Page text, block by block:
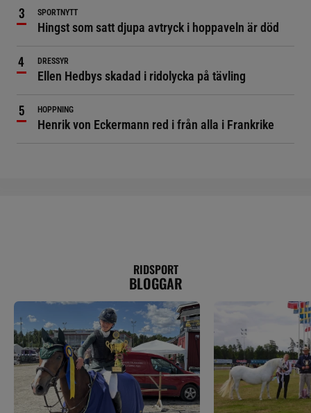
SPORTNYTT
Hingst som satt djupa avtryck i hoppaveln är död
DRESSYR
Ellen Hedbys skadad i ridolycka på tävling
HOPPNING
Henrik von Eckermann red i från alla i Frankrike
RIDSPORT
BLOGGAR